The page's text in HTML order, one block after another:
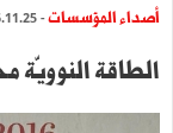
أصداء المؤسسات- 2016.11.25
الطاقة النوويّة